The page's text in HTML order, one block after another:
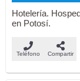
Hotelería.
en Potosí.
Teléfono Compartir